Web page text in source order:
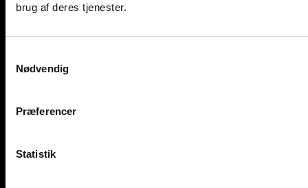
brug af deres tjenester.
Nødvendig
Præferencer
Statistik